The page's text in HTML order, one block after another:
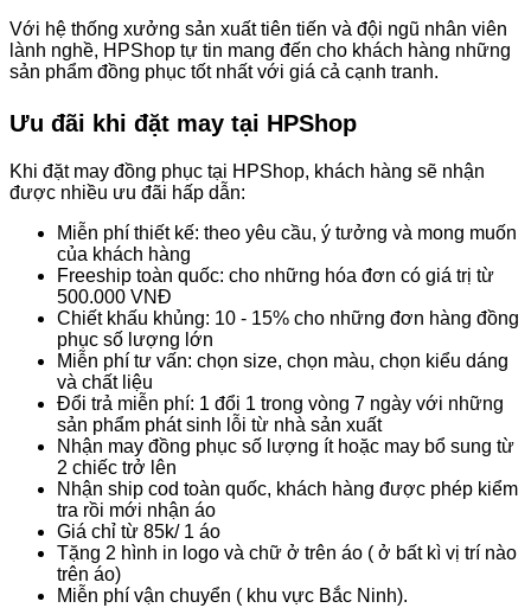
Với hệ thống xưởng sản xuất tiên tiến và đội ngũ nhân viên
lành nghề, HPShop tự tin mang đến cho khách hàng những
sản phẩm đồng phục tốt nhất với giá cả cạnh tranh.
Ưu đãi khi đặt may tại HPShop
Khi đặt may đồng phục tại HPShop, khách hàng sẽ nhận
được nhiều ưu đãi hấp dẫn:
Miễn phí thiết kế: theo yêu cầu, ý tưởng và mong muốn
của khách hàng
Freeship toàn quốc: cho những hóa đơn có giá trị từ
500.000 VNĐ
Chiết khấu khủng: 10 - 15% cho những đơn hàng đồng
phục số lượng lớn
Miễn phí tư vấn: chọn size, chọn màu, chọn kiểu dáng
và chất liệu
Đổi trả miễn phí: 1 đổi 1 trong vòng 7 ngày với những
sản phẩm phát sinh lỗi từ nhà sản xuất
Nhận may đồng phục số lượng ít hoặc may bổ sung từ
2 chiếc trở lên
Nhận ship cod toàn quốc, khách hàng được phép kiểm
tra rồi mới nhận áo
Giá chỉ từ 85k/ 1 áo
Tặng 2 hình in logo và chữ ở trên áo ( ở bất kì vị trí nào
trên áo)
Miễn phí vận chuyển ( khu vực Bắc Ninh).